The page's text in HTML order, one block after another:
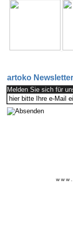
artoko Newsletter
Melden Sie sich für
w w